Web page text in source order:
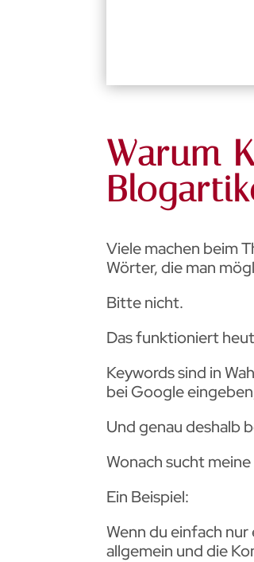
Warum
Viele machen beim
Wörter, die man
Bitte nicht.
Das funktioniert
Keywords sind in
bei Google
Und genau deshalb
Wonach sucht
Ein Beispiel:
Wenn du einfach
allgemein und die